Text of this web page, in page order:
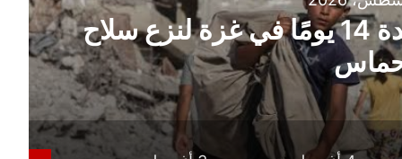
ملادينوف يقترح هدنة لمدة 14 يومًا في غزة لنزع سلاح